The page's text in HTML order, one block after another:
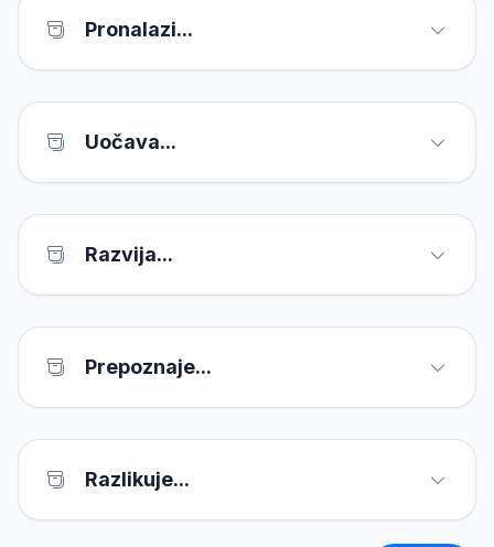
Pronalazi...
Uočava...
Razvija...
Prepoznaje...
Razlikuje...